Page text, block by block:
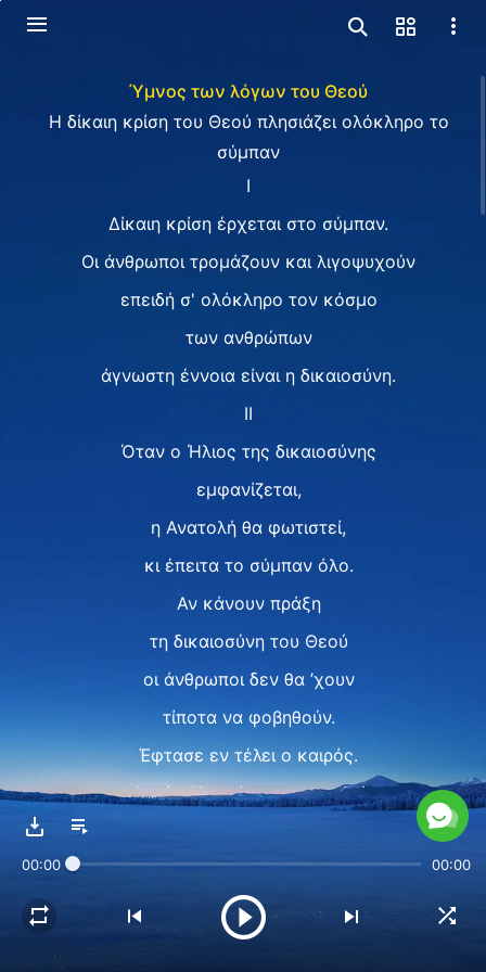
Ύμνος των λόγων του Θεού
Η δίκαιη κρίση του Θεού πλησιάζει ολόκληρο το
σύμπαν
I
Δίκαιη κρίση έρχεται στο σύμπαν.
Οι άνθρωποι τρομάζουν και λιγοψυχούν
επειδή σ' ολόκληρο τον κόσμο
των ανθρώπων
άγνωστη έννοια είναι η δικαιοσύνη.
II
Όταν ο Ήλιος της δικαιοσύνης
εμφανίζεται,
η Ανατολή θα φωτιστεί,
κι έπειτα το σύμπαν όλο.
Αν κάνουν πράξη
τη δικαιοσύνη του Θεού
οι άνθρωποι δεν θα ’χουν
τίποτα να φοβηθούν.
Έφτασε εν τέλει ο καιρός.
Αυτός θ’ αρχίσει να επιτελεί
o Βασιλέας θα 'ναι Αυτός,
θα κυβερνήσει τους ανθρώπους.
Ο Θεός τώρα θα επιστρέψει
00:00 00:00